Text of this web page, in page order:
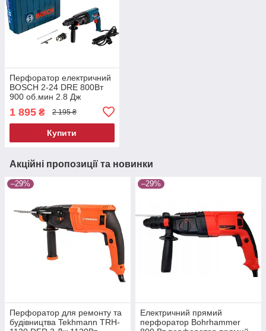
Перфоратор електричний
BOSCH 2-24 DRE 800Вт
900 об.мин 2.8 Дж
перфоратор для великих
отворів перфоратор для
деревини
1 895 ₴ 2 195 ₴
Купити
Акційні пропозиції та новинки
–29%
Перфоратор для ремонту та
будівництва Tekhmann TRH-
–29%
Електричний прямий
перфоратор Bohrhammer